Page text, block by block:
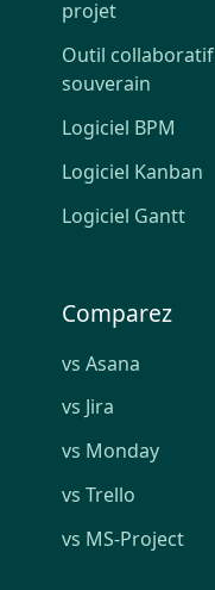
projet
Outil collaboratif
souverain
Logiciel BPM
Logiciel Kanban
Logiciel Gantt
Comparez
vs Asana
vs Jira
vs Monday
vs Trello
vs MS-Project